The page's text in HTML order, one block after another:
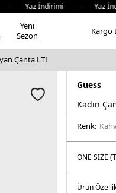
İndirimi -
Yeni
Sezon
Kargo
Çanta LTL
Guess
Kadın
Renk:
Ürün